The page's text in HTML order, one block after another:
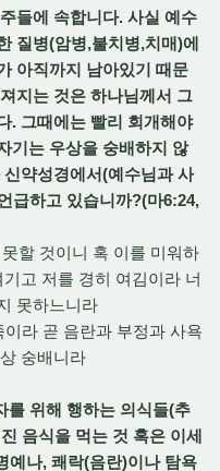
들에 속합니다. 사실 예수
질병(암병,불치병,치매)에
아직까지 남아있기 때문
지는 것은 하나님께서 그
. 그때에는 빨리 회개해야
기는 우상을 숭배하지 않
약성경에서(예수님과 사
급하고 있습니까?(마6:24,
할 것이니 혹 이를 미워하
고 저를 경히 여김이라 너
못하느니라
라 곧 음란과 부정과 사욕
숭배니라
를 위해 행하는 의식들(추
음식을 먹는 것 혹은 이세
예나, 쾌락(음란)이나 탐욕